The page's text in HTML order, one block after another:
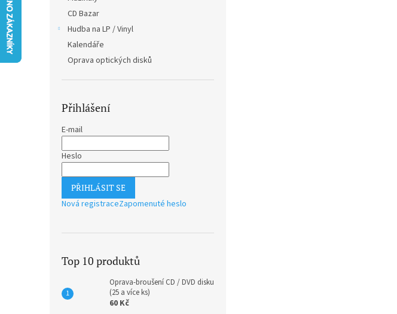
CD Bazar
Hudba na LP / Vinyl
Kalendáře
Oprava optických disků
Přihlášení
E-mail
Heslo
PŘIHLÁSIT SE
Nová registraceZapomenuté heslo
Top 10 produktů
Oprava-broušení CD / DVD disku
(25 a více ks)
60 Kč